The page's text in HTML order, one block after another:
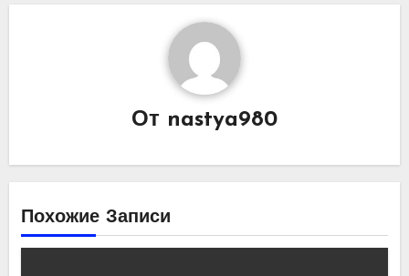
От nastya980
Похожие Записи